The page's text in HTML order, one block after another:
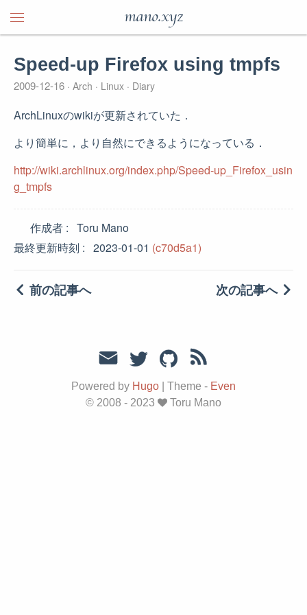
mano.xyz
Speed-up Firefox using tmpfs
2009-12-16 Arch Linux Diary
ArchLinuxのwikiが更新されていた．
より簡単に，より自然にできるようになっている．
http://wiki.archlinux.org/index.php/Speed-up_Firefox_usin
g_tmpfs
作成者
Toru Mano
最終更新時刻
2023-01-01 (c70d5a1)
前の記事へ 次の記事へ
Powered by Hugo Theme - Even
© 2008 - 2023
Toru Mano